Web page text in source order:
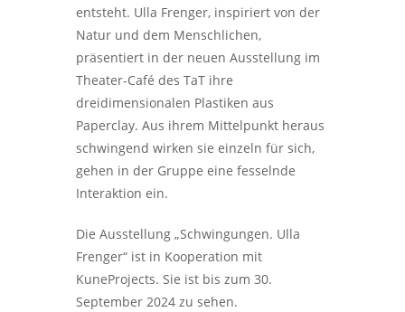
entsteht. Ulla Frenger, inspiriert von der
Natur und dem Menschlichen,
präsentiert in der neuen Ausstellung im
Theater-Café des TaT ihre
dreidimensionalen Plastiken aus
Paperclay. Aus ihrem Mittelpunkt heraus
schwingend wirken sie einzeln für sich,
gehen in der Gruppe eine fesselnde
Interaktion ein.
Die Ausstellung „Schwingungen. Ulla
Frenger“ ist in Kooperation mit
KuneProjects. Sie ist bis zum 30.
September 2024 zu sehen.